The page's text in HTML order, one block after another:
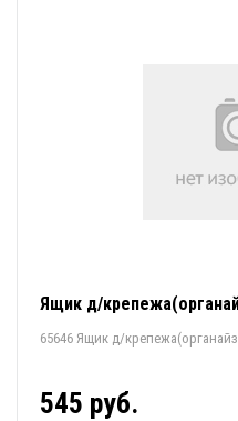
Ящик д/
65646 Ящик д/
545 руб.